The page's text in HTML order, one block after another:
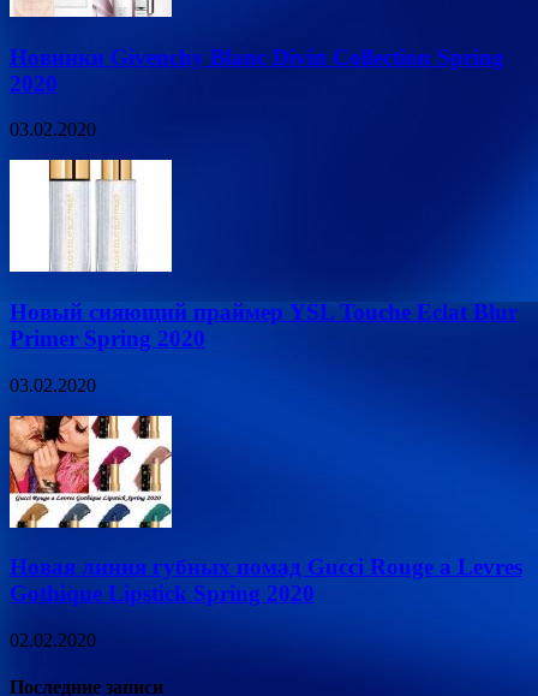
Новинки Givenchy Blanc Divin Collection Spring
2020
03.02.2020
Новый сияющий праймер YSL Touche Eclat Blur
Primer Spring 2020
03.02.2020
Новая линия губных помад Gucci Rouge a Levres
Gothique Lipstick Spring 2020
02.02.2020
Последние записи